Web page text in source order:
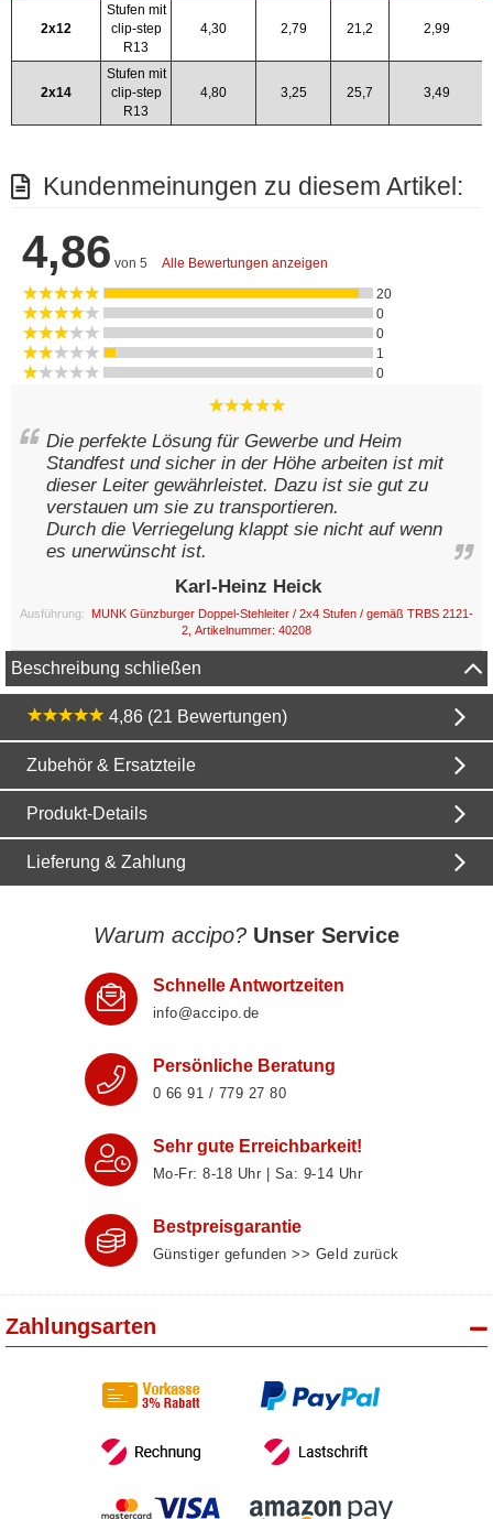
2x12
Stufen mit
clip-step
R13
4,30 2,79 21,2 2,99
2x14
Stufen mit
clip-step
R13
4,80 3,25 25,7 3,49
Kundenmeinungen zu diesem Artikel:
4,86 von 5 Alle Bewertungen anzeigen
20
0
0
1
0
Die perfekte Lösung für Gewerbe und Heim
Standfest und sicher in der Höhe arbeiten ist mit
dieser Leiter gewährleistet. Dazu ist sie gut zu
verstauen um sie zu transportieren.
Durch die Verriegelung klappt sie nicht auf wenn
es unerwünscht ist.
Karl-Heinz Heick
Ausführung: MUNK Günzburger Doppel-Stehleiter / 2x4 Stufen / gemäß TRBS 2121-
2, Artikelnummer: 40208
Beschreibung schließen
4,86 (21 Bewertungen)
Zubehör & Ersatzteile
Produkt-Details
Lieferung & Zahlung
Warum accipo? Unser Service
Schnelle Antwortzeiten
info@accipo.de
Persönliche Beratung
0 66 91 / 779 27 80
Sehr gute Erreichbarkeit!
Mo-Fr: 8‑18 Uhr | Sa: 9‑14 Uhr
Bestpreisgarantie
Günstiger gefunden >> Geld zurück
Zahlungsarten